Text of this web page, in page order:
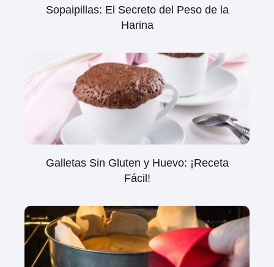
Sopaipillas: El Secreto del Peso de la
Harina
Galletas Sin Gluten y Huevo: ¡Receta
Fácil!